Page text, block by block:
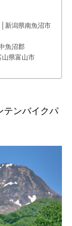
新潟県南魚沼市
魚沼郡
山県富山市
テンバイクパ